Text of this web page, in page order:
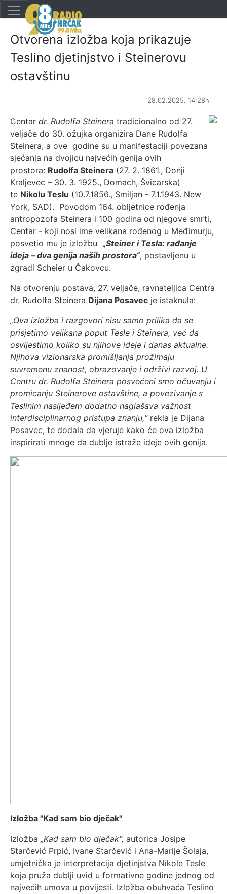
Otvorena izložba koja prikazuje
Teslino djetinjstvo i Steinerovu
ostavštinu
28.02.2025. 14:28h
Centar dr. Rudolfa Steinera tradicionalno od 27.
veljače do 30. ožujka organizira Dane Rudolfa
Steinera, a ove godine su u manifestaciji povezana
sjećanja na dvojicu najvećih genija ovih
prostora: Rudolfa Steinera (27. 2. 1861., Donji
Kraljevec – 30. 3. 1925., Domach, Švicarska)
te Nikolu Teslu (10.7.1856., Smiljan - 7.1.1943. New
York, SAD). Povodom 164. obljetnice rođenja
antropozofa Steinera i 100 godina od njegove smrti,
Centar - koji nosi ime velikana rođenog u Međimurju,
posvetio mu je izložbu „Steiner i Tesla: rađanje
ideja – dva genija naših prostora“, postavljenu u
zgradi Scheier u Čakovcu.
Na otvorenju postava, 27. veljače, ravnateljica Centra
dr. Rudolfa Steinera Dijana Posavec je istaknula:
„Ova izložba i razgovori nisu samo prilika da se
prisjetimo velikana poput Tesle i Steinera, već da
osvijestimo koliko su njihove ideje i danas aktualne.
Njihova vizionarska promišljanja prožimaju
suvremenu znanost, obrazovanje i održivi razvoj. U
Centru dr. Rudolfa Steinera posvećeni smo očuvanju i
promicanju Steinerove ostavštine, a povezivanje s
Teslinim nasljeđem dodatno naglašava važnost
interdisciplinarnog pristupa znanju,“ rekla je Dijana
Posavec, te dodala da vjeruje kako će ova izložba
inspirirati mnoge da dublje istraže ideje ovih genija.
Izložba "Kad sam bio dječak"
Izložba „Kad sam bio dječak“, autorica Josipe
Starčević Prpić, Ivane Starčević i Ana-Marije Šolaja,
umjetnička je interpretacija djetinjstva Nikole Tesle
koja pruža dublji uvid u formativne godine jednog od
najvećih umova u povijesti. Izložba obuhvaća Teslino